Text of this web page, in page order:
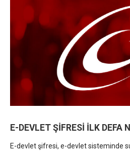
E-DEVLET ŞİFRESİ İLK DEFA
E-devlet şifresi, e-devlet sisteminde